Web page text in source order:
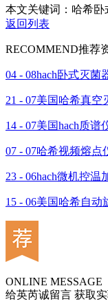
本文关键词：哈希卧
返回列表
RECOMMEND推荐
04 - 08hach卧式灭菌
21 - 07美国哈希真空
14 - 07美国hach质谱
07 - 07哈希视频熔点
23 - 06hach微机控温
15 - 06美国哈希自动
ONLINE MESSAGE
给英芮诚留言 获取